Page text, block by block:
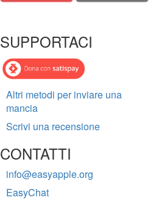
SUPPORTACI
Altri metodi per inviare una
mancia
Scrivi una recensione
CONTATTI
info@easyapple.org
EasyChat